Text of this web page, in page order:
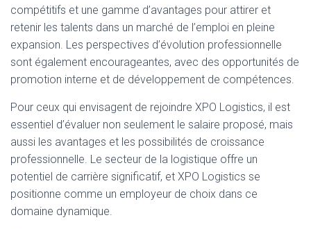
compétitifs et une gamme d’avantages pour attirer et
retenir les talents dans un marché de l’emploi en pleine
expansion. Les perspectives d’évolution professionnelle
sont également encourageantes, avec des opportunités de
promotion interne et de développement de compétences.
Pour ceux qui envisagent de rejoindre XPO Logistics, il est
essentiel d’évaluer non seulement le salaire proposé, mais
aussi les avantages et les possibilités de croissance
professionnelle. Le secteur de la logistique offre un
potentiel de carrière significatif, et XPO Logistics se
positionne comme un employeur de choix dans ce
domaine dynamique.